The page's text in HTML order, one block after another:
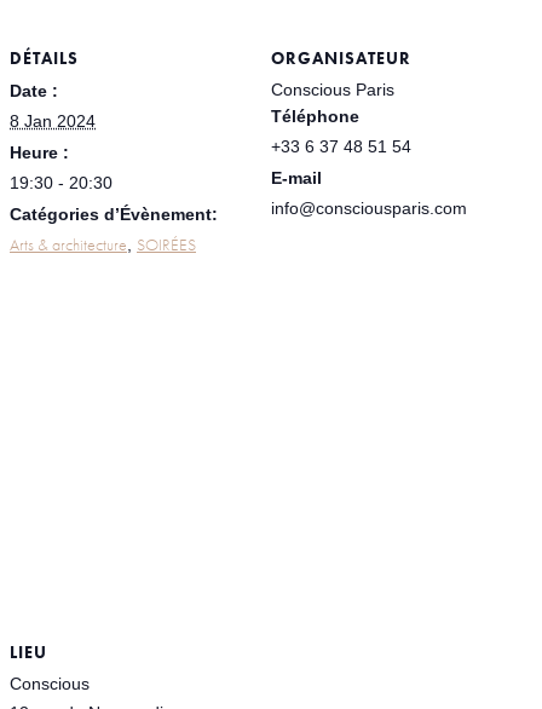
DÉTAILS
Date :
8 Jan 2024
Heure :
19:30 - 20:30
Catégories d’Évènement:
Arts & architecture SOIRÉES
ORGANISATEUR
Conscious Paris
Téléphone
+33 6 37 48 51 54
E-mail
info@consciousparis.com
LIEU
Conscious